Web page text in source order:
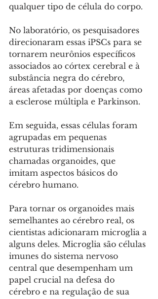
qualquer tipo de célula do corpo.
No laboratório, os pesquisadores
direcionaram essas iPSCs para se
tornarem neurônios específicos
associados ao córtex cerebral e à
substância negra do cérebro,
áreas afetadas por doenças como
a esclerose múltipla e Parkinson.
Em seguida, essas células foram
agrupadas em pequenas
estruturas tridimensionais
chamadas organoides, que
imitam aspectos básicos do
cérebro humano.
Para tornar os organoides mais
semelhantes ao cérebro real, os
cientistas adicionaram microglia a
alguns deles. Microglia são células
imunes do sistema nervoso
central que desempenham um
papel crucial na defesa do
cérebro e na regulação de sua